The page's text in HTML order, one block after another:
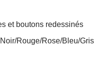
et boutons redessinés
Rouge/Rose/Bleu/Gris